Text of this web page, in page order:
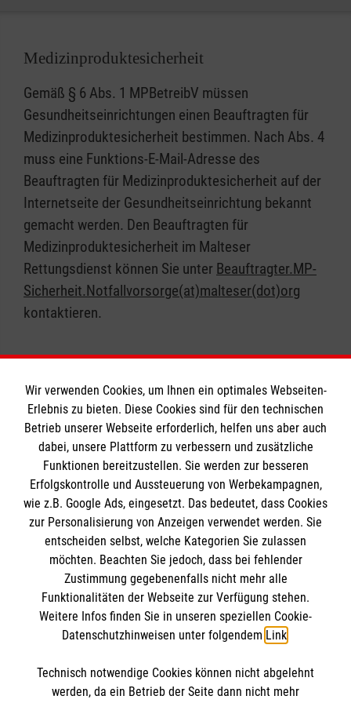
Medizinproduktesicherheit
Gemäß § 6 Abs. 1 MPBetreibV müssen
Gesundheitseinrichtungen einen Beauftragten für
Medizinproduktesicherheit bestimmen. Nach Abs. 4
muss eine Funktions-E-Mail-Adresse des
Beauftragten für Medizinproduktesicherheit auf der
Internetseite der Gesundheitseinrichtung bekannt
gemacht werden. Den Beauftragten für
Medizinproduktesicherheit im Malteser
Rettungsdienst können Sie unter Beauftragter.MP-
Sicherheit.Notfallvorsorge(at)malteser(dot)org
kontaktieren.
Informationen
Impressum
Datenschutz
Barrierefreiheit
Kontakt
Die Malteser
Malteser in Deutschland
Malteserorden
Sharepoint
Spendenkonto
Bank: Pax-Bank
So finden Sie uns
Wir verwenden Cookies, um Ihnen ein optimales Webseiten-
Erlebnis zu bieten. Diese Cookies sind für den technischen
Betrieb unserer Webseite erforderlich, helfen uns aber auch
dabei, unsere Plattform zu verbessern und zusätzliche
Funktionen bereitzustellen. Sie werden zur besseren
Erfolgskontrolle und Aussteuerung von Werbekampagnen,
wie z.B. Google Ads, eingesetzt. Das bedeutet, dass Cookies
zur Personalisierung von Anzeigen verwendet werden. Sie
entscheiden selbst, welche Kategorien Sie zulassen
möchten. Beachten Sie jedoch, dass bei fehlender
Zustimmung gegebenenfalls nicht mehr alle
Funktionalitäten der Webseite zur Verfügung stehen.
Weitere Infos finden Sie in unseren speziellen Cookie-
Datenschutzhinweisen unter folgendem Link.
Technisch notwendige Cookies können nicht abgelehnt
werden, da ein Betrieb der Seite dann nicht mehr